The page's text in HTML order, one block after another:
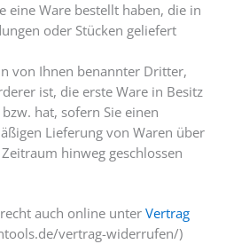
eine Ware bestellt haben, die in
oder Stücken geliefert
von Ihnen benannter Dritter,
ist, die erste Ware in Besitz
hat, sofern Sie einen
Lieferung von Waren über
hinweg geschlossen
auch online unterVertrag
vertrag-widerrufen/)